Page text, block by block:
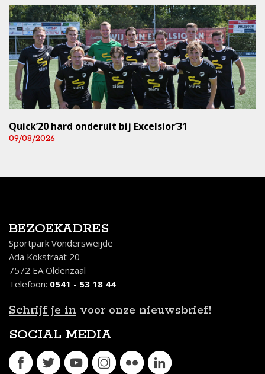
Quick’20 hard onderuit bij Excelsior’31
09/08/2026
BEZOEKADRES
Sportpark Vondersweijde
Ada Kokstraat 20
7572 EA Oldenzaal
Telefoon: 0541 - 53 18 44
Schrijf je in voor onze nieuwsbrief!
SOCIAL MEDIA